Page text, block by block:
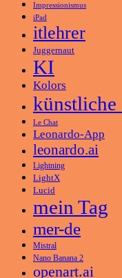
Impressionismus
iPad
itlehrer
Juggernaut
KI
Kolors
Le Chat
Leonardo-App
leonardo.ai
Lightning
LightX
Lucid
mein Tag
mer-de
Mistral
Nano Banana 2
openart.ai